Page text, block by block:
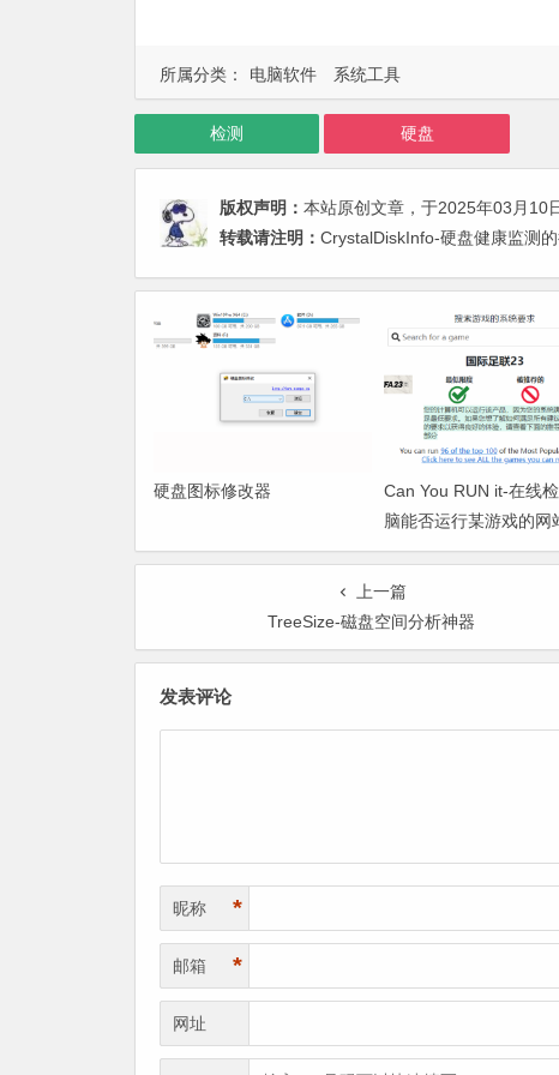
所属分类： 电脑软件 系统工具
检测 硬盘
版权声明： 本站原创文章，于2025年03月10
转载请注明： CrystalDiskInfo-硬盘健康监测
硬盘图标修改器
Can You RUN it-在线
脑能否运行某游戏的网
上一篇
TreeSize-磁盘空间分析神器
发表评论
昵称 *
邮箱 *
网址